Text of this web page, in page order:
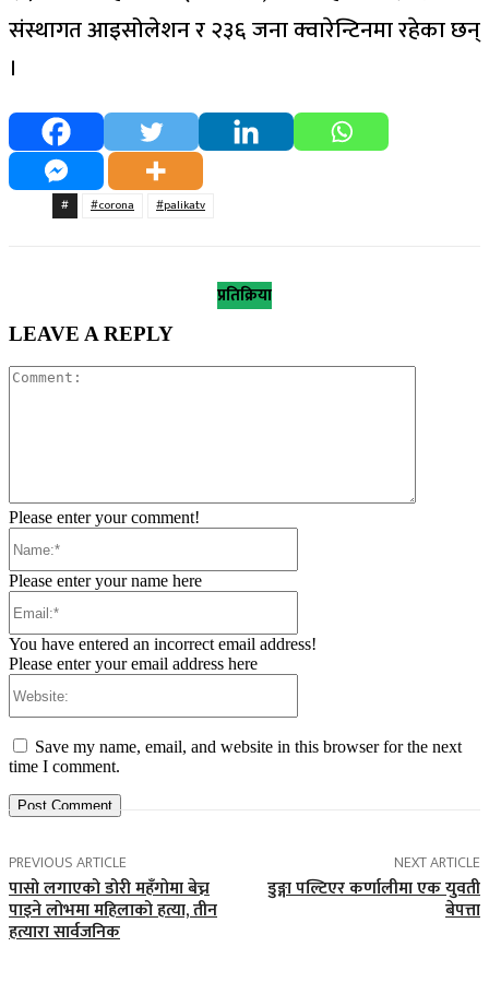
संस्थागत आइसोलेशन र २३६ जना क्वारेन्टिनमा रहेका छन्
।
# #corona #palikatv
प्रतिक्रिया
LEAVE A REPLY
Please enter your comment!
Please enter your name here
You have entered an incorrect email address!
Please enter your email address here
Save my name, email, and website in this browser for the next
time I comment.
PREVIOUS ARTICLE
पासो लगाएको डोरी महँगोमा बेच्न
पाइने लोभमा महिलाको हत्या, तीन
हत्यारा सार्वजनिक
NEXT ARTICLE
डुङ्गा पल्टिएर कर्णालीमा एक युवती
बेपत्ता